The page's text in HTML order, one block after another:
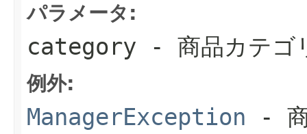
パラメータ:
category - 商品カテゴ
例外:
ManagerException - 商